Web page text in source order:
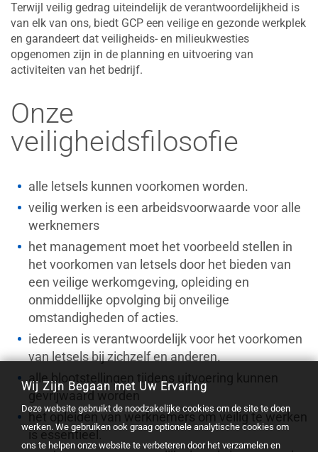
Terwijl veilig gedrag uiteindelijk de verantwoordelijkheid is
van elk van ons, biedt GCP een veilige en gezonde werkplek
en garandeert dat veiligheids- en milieukwesties
opgenomen zijn in de planning en uitvoering van
activiteiten van het bedrijf.
Onze
veiligheidsfilosofie
alle letsels kunnen voorkomen worden.
veilig werken is een arbeidsvoorwaarde voor alle
werknemers
het management moet het voorbeeld stellen in
het voorkomen van letsels door het bieden van
een veilige werkomgeving, opleiding en
onmiddellijke opvolging bij onveilige
omstandigheden of acties.
iedereen is verantwoordelijk voor het voorkomen
van letsels bij zichzelf en anderen.
alle blootstellingen tijdens uitvoering kunnen
gevrijwaard worden
het opleiden van werknemers om veilig te werken
is essentieel.
Wij Zijn Begaan met Uw Ervaring
Deze website gebruikt de noodzakelijke cookies om de site te doen
werken. We gebruiken ook graag optionele analytische cookies om
ons te helpen onze website te verbeteren door het verzamelen en